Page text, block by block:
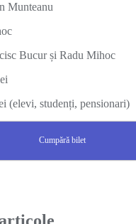
Munteanu
Bucur și Radu Mihoc
(elevi, studenți, pensionari)
Cumpără bilet